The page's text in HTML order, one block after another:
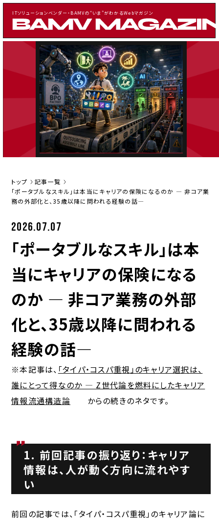
ITソリューションベンダー・BAMVの“いま”がわかるWebマガジン
CATEGORY
記事一覧
お知らせ
採用・イベント情報
案件情報
BAMVに発注を考えた人向け
IT業界経験者向け
応募先検討 BAMV調査中の人
寺野の業界研究
就活学生向け
COMPANY
お問い合わせ
コーポレートサイト
JOIN US!
BAMVへの面談申込みはメールや各種SNSのDMでも
トップ
記事一覧
「ポータブルなスキル」は本当にキャリアの保険になるのか ― 非コア業
務の外部化と、35歳以降に問われる経験の話―
2026.07.07
「ポータブルなスキル」は本
当にキャリアの保険になる
のか ― 非コア業務の外部
化と、35歳以降に問われる
経験の話―
※本記事は、 「タイパ・コスパ重視」のキャリア選択は、
誰にとって得なのか ― Z世代論を燃料にしたキャリア
情報流通構造論 からの続きのネタです。
1. 前回記事の振り返り：キャリア
情報は、人が動く方向に流れやす
い
前回の記事では、「タイパ・コスパ重視」のキャリア論に